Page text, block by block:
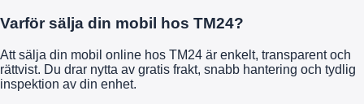
Varför sälja din mobil hos TM24?
Att sälja din mobil online hos TM24 är enkelt, transparent och
rättvist. Du drar nytta av gratis frakt, snabb hantering och tydlig
inspektion av din enhet.